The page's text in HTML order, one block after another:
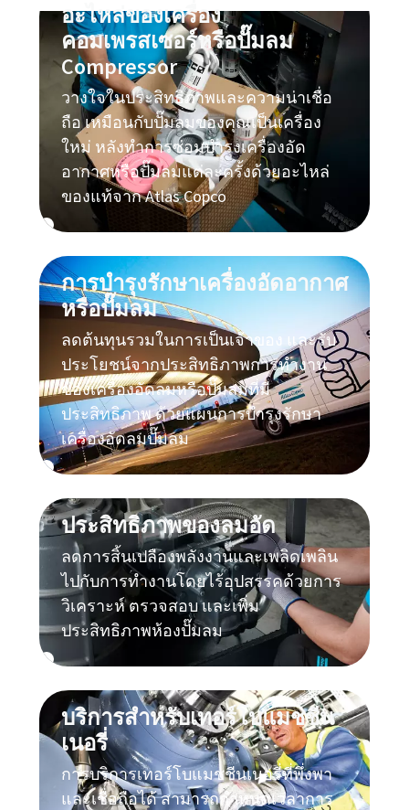
อะไหล่ของเครื่อง
คอมเพรสเซอร์หรือปั๊มลม
Compressor
วางใจในประสิทธิภาพและความน่าเชื่อ
ถือ เหมือนกับปั๊มลมของคุณเป็นเครื่อง
ใหม่ หลังทำการซ่อมบำรุงเครื่องอัด
อากาศหรือปั๊มลมแต่ละครั้งด้วยอะไหล่
ของแท้จาก Atlas Copco
การบำรุงรักษาเครื่องอัดอากาศ
หรือปั๊มลม
ลดต้นทุนรวมในการเป็นเจ้าของ และรับ
ประโยชน์จากประสิทธิภาพการทำงาน
ของเครื่องอัดลมหรือปั๊มลมที่มี
ประสิทธิภาพ ด้วยแผนการบำรุงรักษา
เครื่องอัดลมปั๊มลม
ประสิทธิภาพของลมอัด
ลดการสิ้นเปลืองพลังงานและเพลิดเพลิน
ไปกับการทำงานโดยไร้อุปสรรคด้วยการ
วิเคราะห์ ตรวจสอบ และเพิ่ม
ประสิทธิภาพห้องปั๊มลม
บริการสำหรับเทอร์โบแมชชีน
เนอรี่
การบริการเทอร์โบแมชชีนเนอรี่ที่พึ่งพา
และเชื่อถือได้ สามารถกำหนดเวลาการ